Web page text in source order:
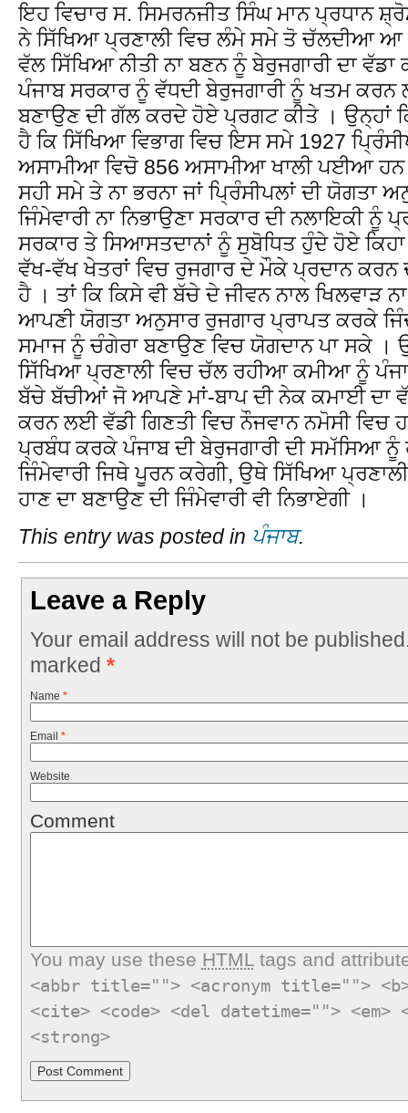
ਇਹ ਵਿਚਾਰ ਸ. ਸਿਮਰਨਜੀਤ ਸਿੰਘ ਮਾਨ ਪ੍ਰਧਾਨ
ਨੇ ਸਿੱਖਿਆ ਪ੍ਰਣਾਲੀ ਵਿਚ ਲੰਮੇ ਸਮੇ ਤੋ ਚੱਲਦੀਆ
ਵੱਲ ਸਿੱਖਿਆ ਨੀਤੀ ਨਾ ਬਣਨ ਨੂੰ ਬੇਰੁਜਗਾਰੀ ਦਾ
ਪੰਜਾਬ ਸਰਕਾਰ ਨੂੰ ਵੱਧਦੀ ਬੇਰੁਜਗਾਰੀ ਨੂੰ ਖਤਮ ਕਰਨ
ਬਣਾਉਣ ਦੀ ਗੱਲ ਕਰਦੇ ਹੋਏ ਪ੍ਰਗਟ ਕੀਤੇ । ਉਨ੍ਹਾਂ
ਹੈ ਕਿ ਸਿੱਖਿਆ ਵਿਭਾਗ ਵਿਚ ਇਸ ਸਮੇ 1927
ਅਸਾਮੀਆ ਵਿਚੋ 856 ਅਸਾਮੀਆ ਖਾਲੀ ਪਈਆ
ਸਹੀ ਸਮੇ ਤੇ ਨਾ ਭਰਨਾ ਜਾਂ ਪ੍ਰਿੰਸੀਪਲਾਂ ਦੀ ਯੋਗਤਾ
ਜਿੰਮੇਵਾਰੀ ਨਾ ਨਿਭਾਉਣਾ ਸਰਕਾਰ ਦੀ ਨਲਾਇਕੀ
ਸਰਕਾਰ ਤੇ ਸਿਆਸਤਦਾਨਾਂ ਨੂੰ ਸੁਬੋਧਿਤ ਹੁੰਦੇ ਹੋਏ
ਵੱਖ-ਵੱਖ ਖੇਤਰਾਂ ਵਿਚ ਰੁਜਗਾਰ ਦੇ ਮੌਕੇ ਪ੍ਰਦਾਨ ਕਰਨ
ਹੈ । ਤਾਂ ਕਿ ਕਿਸੇ ਵੀ ਬੱਚੇ ਦੇ ਜੀਵਨ ਨਾਲ ਖਿਲਵਾੜ
ਆਪਣੀ ਯੋਗਤਾ ਅਨੁਸਾਰ ਰੁਜਗਾਰ ਪ੍ਰਾਪਤ ਕਰਕੇ
ਸਮਾਜ ਨੂੰ ਚੰਗੇਰਾ ਬਣਾਉਣ ਵਿਚ ਯੋਗਦਾਨ ਪਾ ਸਕੇ ।
ਸਿੱਖਿਆ ਪ੍ਰਣਾਲੀ ਵਿਚ ਚੱਲ ਰਹੀਆ ਕਮੀਆ ਨੂੰ
ਬੱਚੇ ਬੱਚੀਆਂ ਜੋ ਆਪਣੇ ਮਾਂ-ਬਾਪ ਦੀ ਨੇਕ ਕਮਾਈ ਦਾ
ਕਰਨ ਲਈ ਵੱਡੀ ਗਿਣਤੀ ਵਿਚ ਨੌਜਵਾਨ ਨਮੋਸੀ ਵਿਚ
ਪ੍ਰਬੰਧ ਕਰਕੇ ਪੰਜਾਬ ਦੀ ਬੇਰੁਜਗਾਰੀ ਦੀ ਸਮੱਸਿਆ
ਜਿੰਮੇਵਾਰੀ ਜਿਥੇ ਪੂਰਨ ਕਰੇਗੀ, ਉਥੇ ਸਿੱਖਿਆ
ਹਾਣ ਦਾ ਬਣਾਉਣ ਦੀ ਜਿੰਮੇਵਾਰੀ ਵੀ ਨਿਭਾਏਗੀ ।
This entry was posted in ਪੰਜਾਬ.
Leave a Reply
Your email address will not be
marked *
Name *
Email *
Website
Comment
You may use these HTMLtags and
<abbr title=""> <acronym title="">
<cite> <code> <del datetime="">
<strong>